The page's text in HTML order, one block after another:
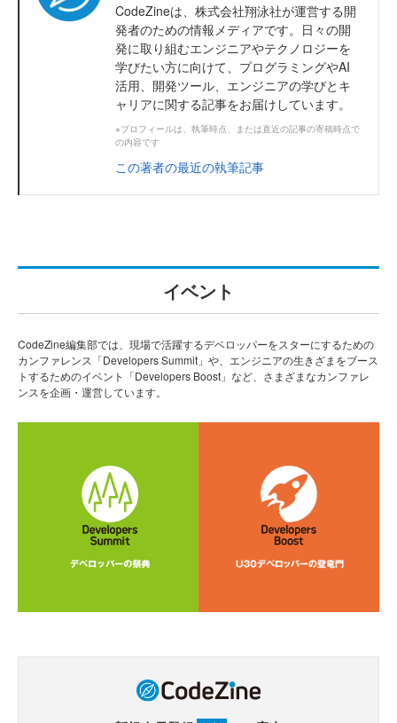
CodeZineは、株式会社翔泳社が運営する開
発者のための情報メディアです。日々の開
発に取り組むエンジニアやテクノロジーを
学びたい方に向けて、プログラミングやAI
活用、開発ツール、エンジニアの学びとキ
ャリアに関する記事をお届けしています。
※プロフィールは、執筆時点、または直近の記事の寄稿時点で
の内容です
この著者の最近の執筆記事
イベント
CodeZine編集部では、現場で活躍するデベロッパーをスターにするための
カンファレンス「Developers Summit」や、エンジニアの生きざまをブース
トするためのイベント「Developers Boost」など、さまざまなカンファレ
ンスを企画・運営しています。